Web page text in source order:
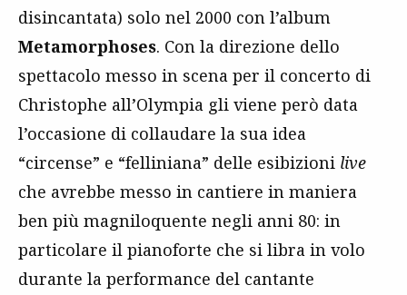
disincantata) solo nel 2000 con l’album
Metamorphoses. Con la direzione dello
spettacolo messo in scena per il concerto di
Christophe all’Olympia gli viene però data
l’occasione di collaudare la sua idea
“circense” e “felliniana” delle esibizioni live
che avrebbe messo in cantiere in maniera
ben più magniloquente negli anni 80: in
particolare il pianoforte che si libra in volo
durante la performance del cantante